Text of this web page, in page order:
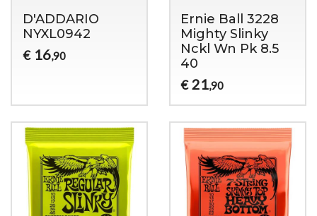
D'ADDARIO
NYXL0942
€ 16,90
Ernie Ball 3228
Mighty Slinky
Nckl Wn Pk 8.5
40
€ 21,90